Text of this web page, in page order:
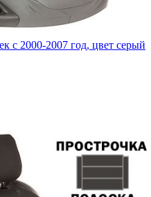
с 2000-2007 год, цвет серый